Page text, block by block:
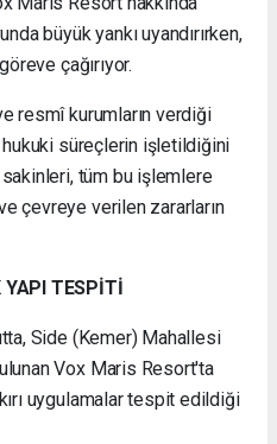
büyük yankı uyandırırken,
çağırıyor.
resmî kurumların verdiği
süreçlerin işletildiğini
tüm bu işlemlere
çevreye verilen zararların
YAPI TESPİTİ
Side (Kemer) Mahallesi
Vox Maris Resort'ta
uygulamalar tespit edildiği